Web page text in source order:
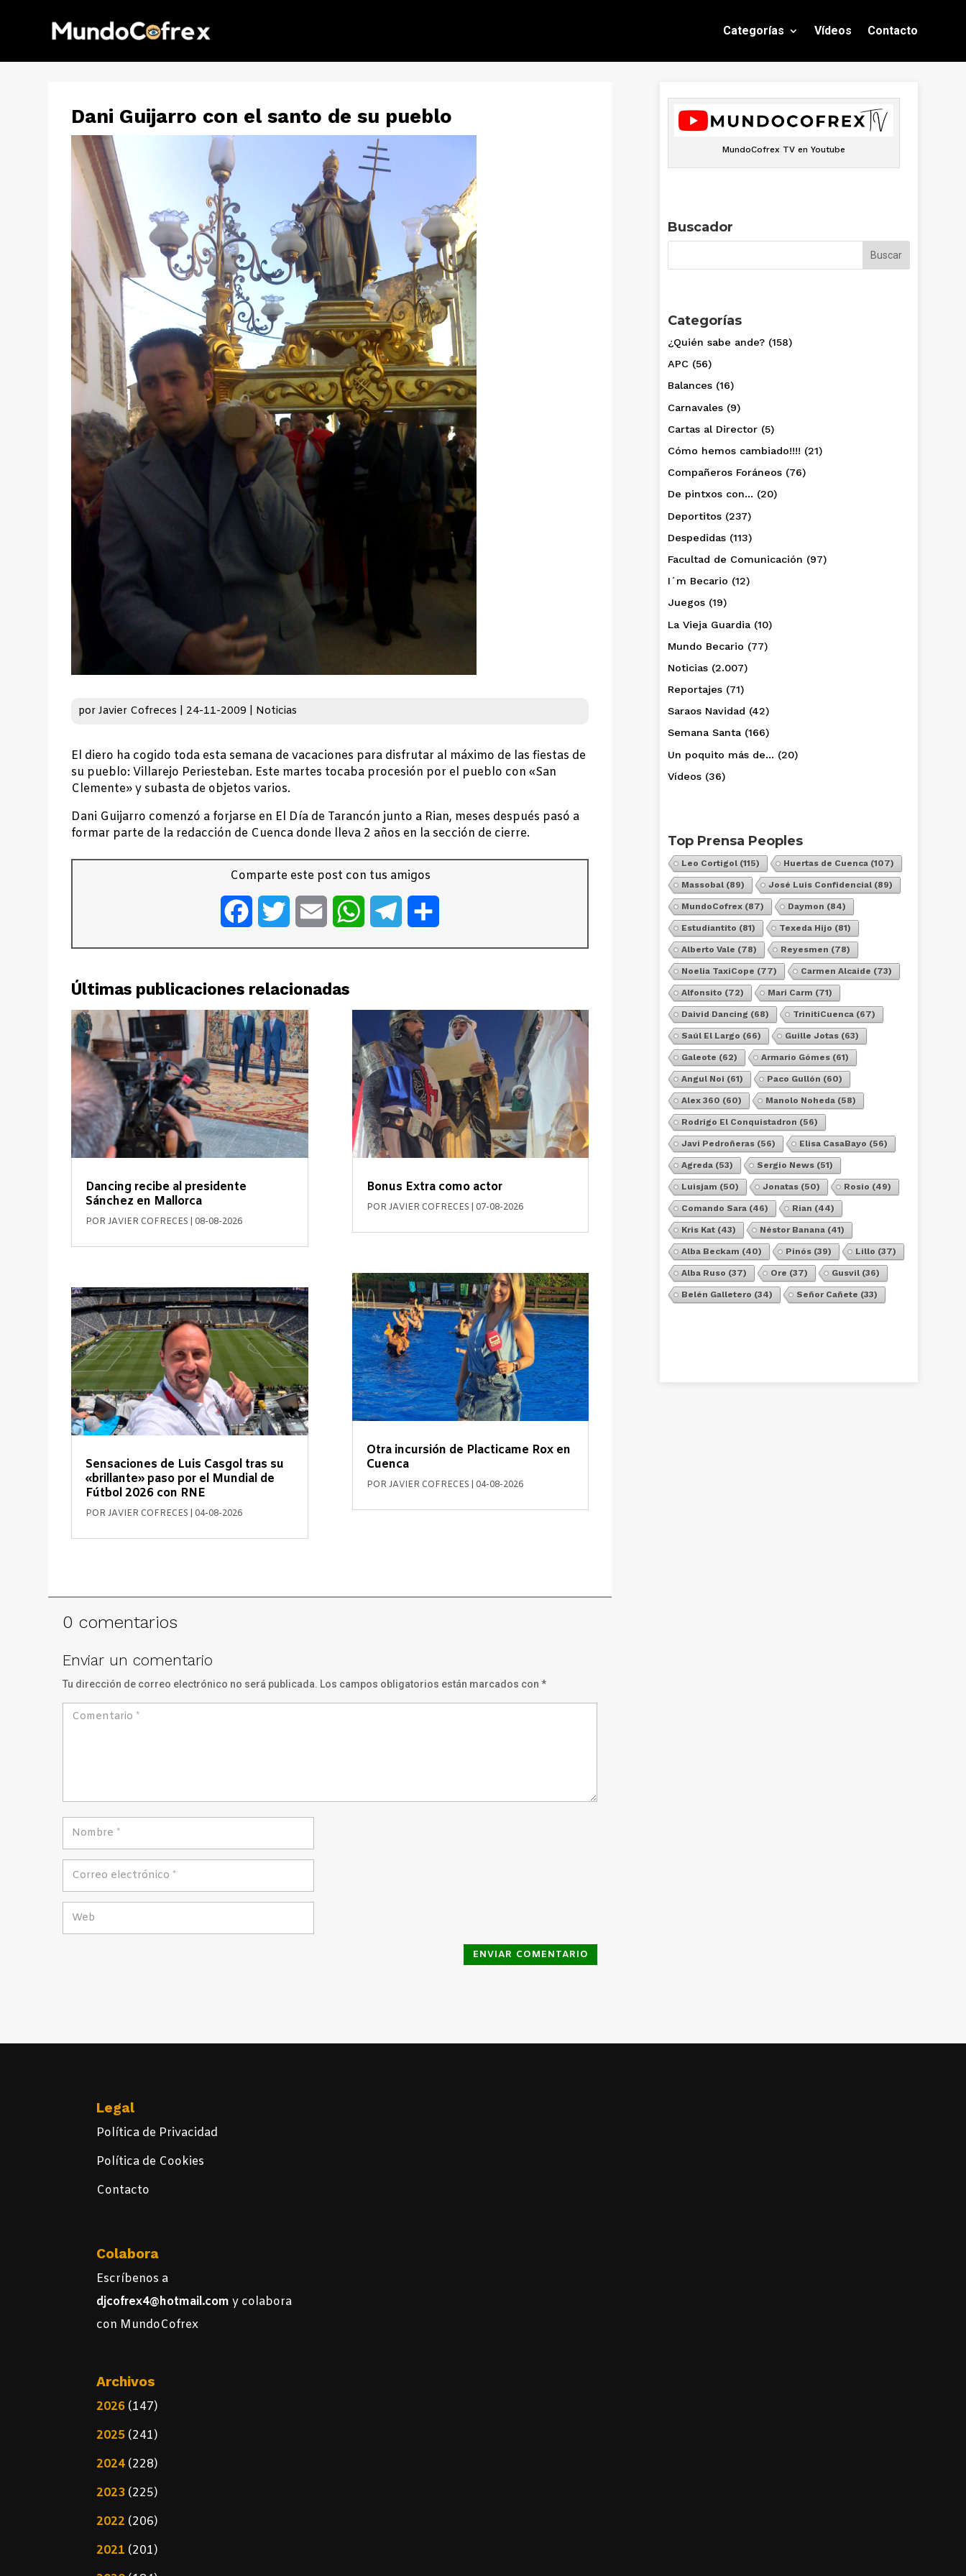
Categorías Vídeos Contacto
Dani Guijarro con el santo de su pueblo
porJavier Cofreces 24-11-2009 Noticias
El diero ha cogido toda esta semana de vacaciones para disfrutar al máximo de las fiestas de
su pueblo: Villarejo Periesteban. Este martes tocaba procesión por el pueblo con «San
Clemente» y subasta de objetos varios.
Dani Guijarro comenzó a forjarse en El Día de Tarancón junto a Rian, meses después pasó a
formar parte de la redacción de Cuenca donde lleva 2 años en la sección de cierre.
Comparte este post con tus amigos
FacebookTwitter Email WhatsAppTelegram
Últimas publicaciones relacionadas
Dancing recibe al presidente
Sánchez en Mallorca
PORJAVIER COFRECES 08-08-2026
Sensaciones de Luis Casgol tras su
«brillante» paso por el Mundial de
Fútbol 2026 con RNE
PORJAVIER COFRECES 04-08-2026
Bonus Extra como actor
POR JAVIER COFRECES 07-08-2026
Otra incursión de Placticame Rox en
Cuenca
POR JAVIER COFRECES 04-08-2026
0 comentarios
Enviar un comentario
Tu dirección de correo electrónico no será publicada. Los campos obligatorios están marcados con*
ENVIAR COMENTARIO
MundoCofrex TV en Youtube
Buscador
Categorías
¿Quién sabe ande? (158)
APC (56)
Balances (16)
Carnavales (9)
Cartas al Director (5)
Cómo hemos cambiado!!!! (21)
Compañeros Foráneos (76)
De pintxos con… (20)
Deportitos (237)
Despedidas (113)
Facultad de Comunicación (97)
I´m Becario (12)
Juegos (19)
La Vieja Guardia (10)
Mundo Becario (77)
Noticias (2.007)
Reportajes (71)
Saraos Navidad (42)
Semana Santa (166)
Un poquito más de… (20)
Vídeos (36)
Top Prensa Peoples
Leo Cortigol (115) Huertas de Cuenca (107)
Massobal (89) José Luis Confidencial (89)
MundoCofrex (87) Daymon (84)
Estudiantito (81) Texeda Hijo (81)
Alberto Vale (78) Reyesmen (78)
Noelia TaxiCope (77) Carmen Alcaide (73)
Alfonsito (72) Mari Carm (71)
Daivid Dancing (68) TrinitiCuenca (67)
Saúl El Largo (66) Guille Jotas (63)
Galeote (62) Armario Gómes (61)
Angul Noi (61) Paco Gullón (60)
Alex 360 (60) Manolo Noheda (58)
Rodrigo El Conquistadron (56)
Javi Pedroñeras (56) Elisa CasaBayo (56)
Agreda (53) Sergio News (51)
Luisjam (50) Jonatas (50) Rosio (49)
Comando Sara (46) Rian (44)
Kris Kat (43) Néstor Banana (41)
Alba Beckam (40) Pinós (39) Lillo (37)
Alba Ruso (37) Ore (37) Gusvil (36)
Belén Galletero (34) Señor Cañete (33)
Legal
Política de Privacidad
Política de Cookies
Contacto
Colabora
Escríbenos a
djcofrex4@hotmail.comy colabora
con MundoCofrex
Archivos
2026 (147)
2025 (241)
2024 (228)
2023 (225)
2022 (206)
2021 (201)